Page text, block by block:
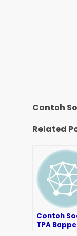
Contoh
Related
Contoh
TPA